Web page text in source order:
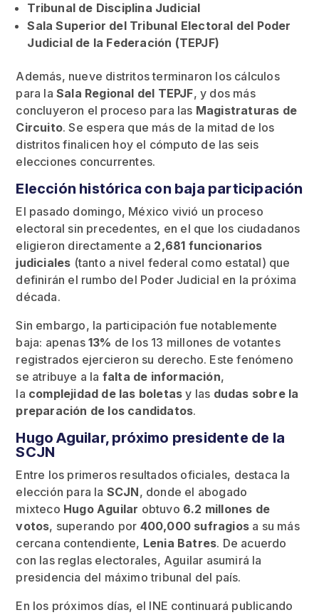
Tribunal de Disciplina Judicial
Sala Superior del Tribunal Electoral del Poder
Judicial de la Federación (TEPJF)
Además, nueve distritos terminaron los cálculos
para laSala Regional del TEPJF, y dos más
concluyeron el proceso para las Magistraturas de
Circuito. Se espera que más de la mitad de los
distritos finalicen hoy el cómputo de las seis
elecciones concurrentes.
Elección histórica con baja participación
El pasado domingo, México vivió un proceso
electoral sin precedentes, en el que los ciudadanos
eligieron directamente a 2,681 funcionarios
judiciales (tanto a nivel federal como estatal) que
definirán el rumbo del Poder Judicial en la próxima
década.
Sin embargo, la participación fue notablemente
baja: apenas13% de los 13 millones de votantes
registrados ejercieron su derecho. Este fenómeno
se atribuye a la falta de información,
la complejidad de las boletas y las dudas sobre la
preparación de los candidatos.
Hugo Aguilar, próximo presidente de la
SCJN
Entre los primeros resultados oficiales, destaca la
elección para la SCJN, donde el abogado
mixteco Hugo Aguilar obtuvo 6.2 millones de
votos, superando por 400,000 sufragios a su más
cercana contendiente, Lenia Batres. De acuerdo
con las reglas electorales, Aguilar asumirá la
presidencia del máximo tribunal del país.
En los próximos días, el INE continuará publicando